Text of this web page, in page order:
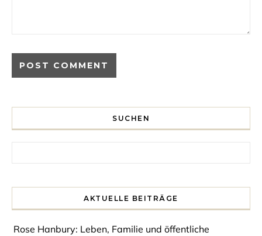
SUCHEN
AKTUELLE BEITRÄGE
Rose Hanbury: Leben, Familie und öffentliche